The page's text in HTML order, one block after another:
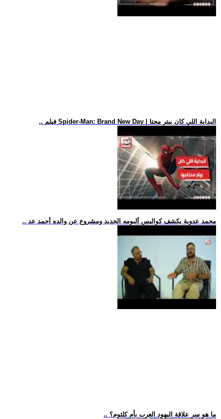
.. فيلم Spider-Man: Brand New Day | البداية اللي كان بيتر محتا
.. محمد عدوية يكشف كواليس ألبومه الجديد ومشروع عن والده أحمد عد
.. ما هو سر علاقة اليهود العرب بأم كلثوم؟